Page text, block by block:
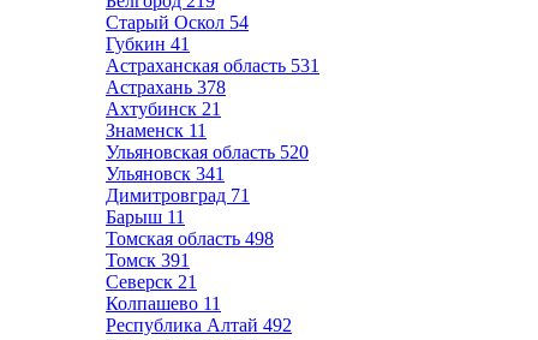
Старый Оскол 54
Губкин 41
Астраханская область 531
Астрахань 378
Ахтубинск 21
Знаменск 11
Ульяновская область 520
Ульяновск 341
Димитровград 71
Барыш 11
Томская область 498
Томск 391
Северск 21
Колпашево 11
Республика Алтай 492